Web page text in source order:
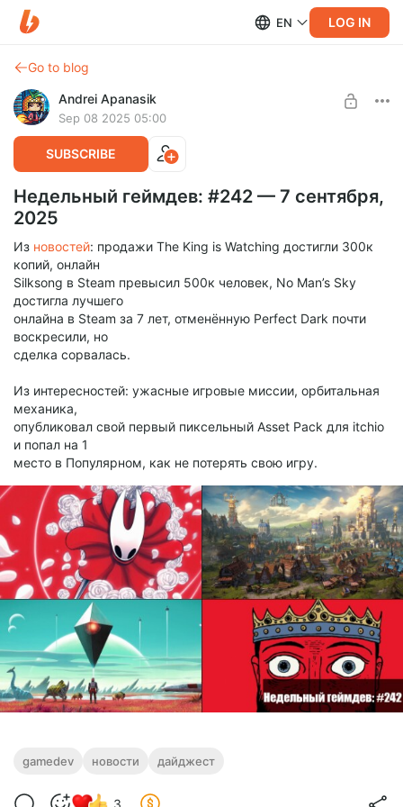
EN LOG IN
Go to blog
Andrei Apanasik
Sep 08 2025 05:00
SUBSCRIBE
Недельный геймдев: #242 — 7 сентября,
2025
Из новостей: продажи The King is Watching достигли 300к
копий, онлайн
Silksong в Steam превысил 500к человек, No Man’s Sky
достигла лучшего
онлайна в Steam за 7 лет, отменённую Perfect Dark почти
воскресили, но
сделка сорвалась.
Из интересностей: ужасные игровые миссии, орбитальная
механика,
опубликовал свой первый пиксельный Asset Pack для itchio
и попал на 1
место в Популярном, как не потерять свою игру.
gamedev новости дайджест
3